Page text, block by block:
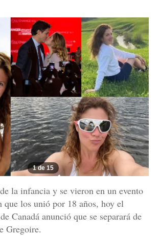
1 de 15
la infancia y se vieron en un evento
que los unió por 18 años, hoy el
Canadá anunció que se separará de
Gregoire.